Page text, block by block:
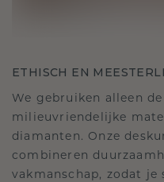
ETHISCH EN
We gebruiken alleen
milieuvriendelijke
diamanten. Onze
combineren
vakmanschap, zodat je